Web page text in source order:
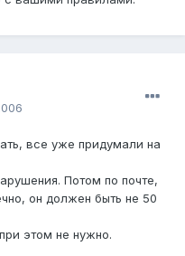
все уже придумали на
Потом по почте,
он должен быть не 50
этом не нужно.